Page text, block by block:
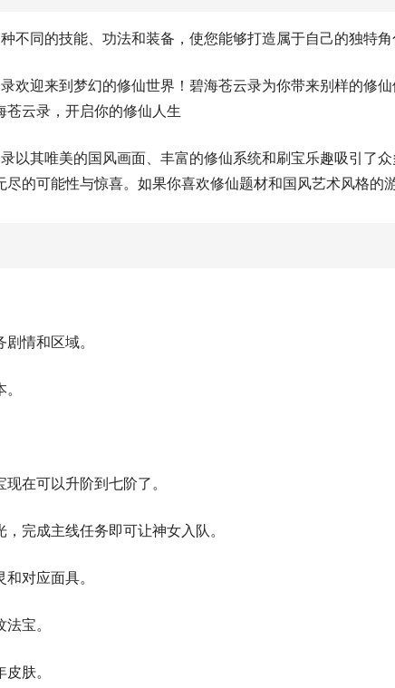
不同的技能、功法和装备，使您能够打造属于自己的独特
欢迎来到梦幻的修仙世界！碧海苍云录为你带来别样的修
苍云录，开启你的修仙人生
以其唯美的国风画面、丰富的修仙系统和刷宝乐趣吸引了
尽的可能性与惊喜。如果你喜欢修仙题材和国风艺术风格的
情和区域。
在可以升阶到七阶了。
完成主线任务即可让神女入队。
对应面具。
宝。
肤。